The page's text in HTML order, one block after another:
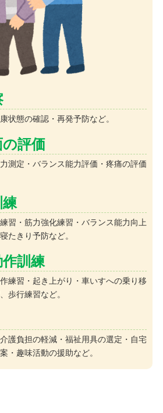
状態の確認・再発予防など。
評価
測定・バランス能力評価・疼痛の評価
習・筋力強化練習・バランス能力向上
たきり予防など。
作訓練
練習・起き上がり・車いすへの乗り移
歩行練習など。
護負担の軽減・福祉用具の選定・自宅
・趣味活動の援助など。